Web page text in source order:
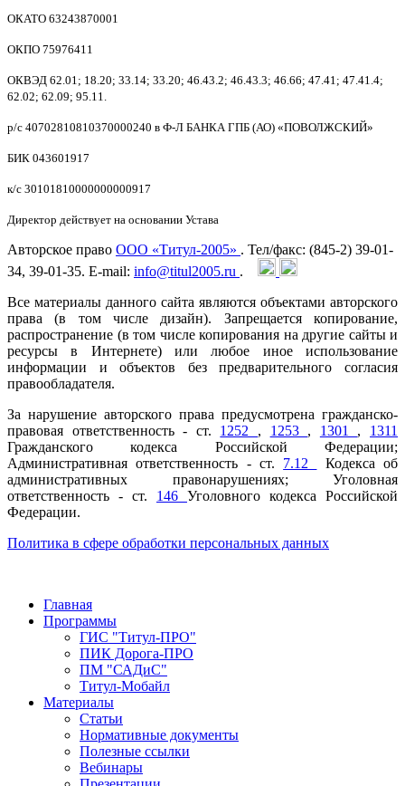
ОКАТО 63243870001
ОКПО 75976411
ОКВЭД 62.01; 18.20; 33.14; 33.20; 46.43.2; 46.43.3; 46.66; 47.41; 47.41.4;
62.02; 62.09; 95.11.
р/с 40702810810370000240 в Ф-Л БАНКА ГПБ (АО) «ПОВОЛЖСКИЙ»
БИК 043601917
к/с 30101810000000000917
Директор действует на основании Устава
Авторское право ООО «Титул-2005» . Тел/факс: (845-2) 39-01-
34, 39-01-35. E-mail: info@titul2005.ru .
Все материалы данного сайта являются объектами авторского
права (в том числе дизайн). Запрещается копирование,
распространение (в том числе копирования на другие сайты и
ресурсы в Интернете) или любое иное использование
информации и объектов без предварительного согласия
правообладателя.
За нарушение авторского права предусмотрена гражданско-
правовая ответственность - ст. 1252 , 1253 , 1301 , 1311
Гражданского кодекса Российской Федерации;
Административная ответственность - ст. 7.12
Кодекса об
административных правонарушениях; Уголовная
ответственность - ст. 146 Уголовного кодекса Российской
Федерации.
Политика в сфере обработки персональных данных
Главная
Программы
ГИС "Титул-ПРО"
ПИК Дорога-ПРО
ПМ "САДиС"
Титул-Мобайл
Материалы
Статьи
Нормативные документы
Полезные ссылки
Вебинары